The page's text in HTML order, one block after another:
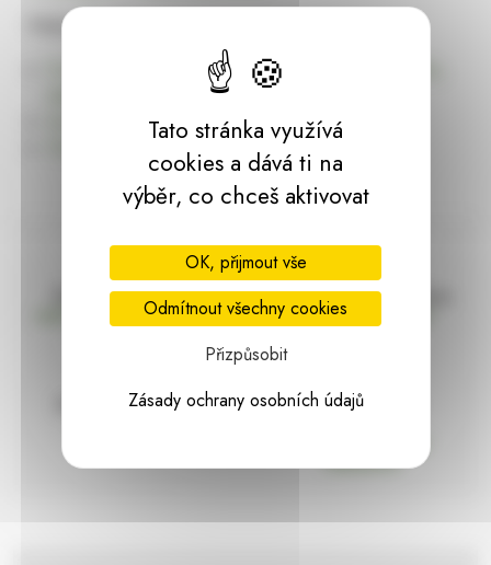
Pokračujte na
Úvodní stránku Dekorace, bytové a zahradní doplňky,
dárky | HARASIM.info
Doprava zdarma
nad 2000 Kč bez DPH
Vše máme skladem
Ihned k odeslání
97% hodnocení Zásilka pod
Tato stránka využívá
cookies a dává ti na
výběr, co chceš aktivovat
OK, přijmout vše
Odmítnout všechny cookies
Přizpůsobit
Zásady ochrany osobních údajů